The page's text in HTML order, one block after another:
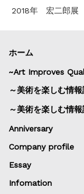
2018年 宏二郎展
ホーム
~Art Improves
～美術を楽しむ情
～美術を楽しむ情
Anniversary
Company profile
Essay
Infomation